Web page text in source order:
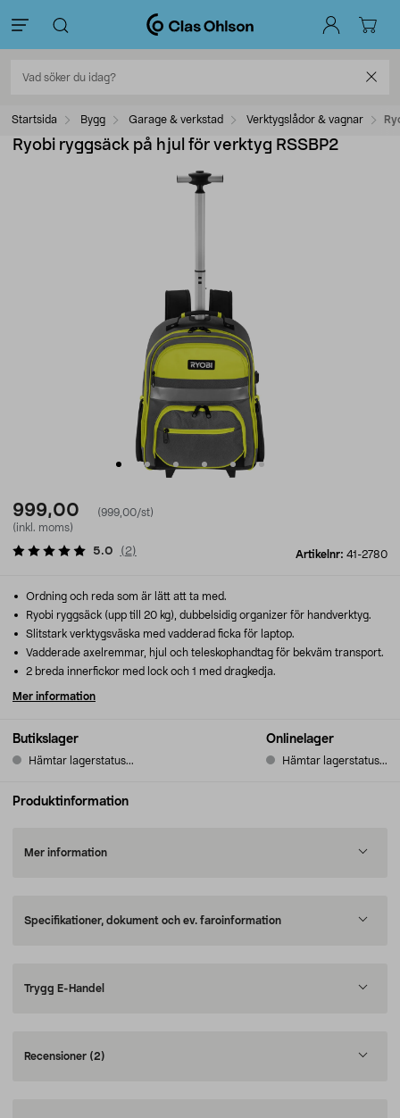
Startsida Bygg Garage & verkstad Verktygslådor & vagnar
Ryobi ryggsäck på hjul för verktyg RSSBP2
999,00
(999,00/st)
(inkl. moms)
Artikelnr: 41-2780
5.0 ( 2)
Butikslager
Hämtar lagerstatus...
Onlinelager
Hämtar lagerstatus...
Ordning och reda som är lätt att ta med.
Ryobi ryggsäck (upp till 20 kg), dubbelsidig organizer för handverktyg.
Slitstark verktygsväska med vadderad ficka för laptop.
Vadderade axelremmar, hjul och teleskophandtag för bekväm transport.
2 breda innerfickor med lock och 1 med dragkedja.
Mer information
Produktinformation
Mer information
Specifikationer, dokument och ev. faroinformation
Trygg E-Handel
Recensioner (2)